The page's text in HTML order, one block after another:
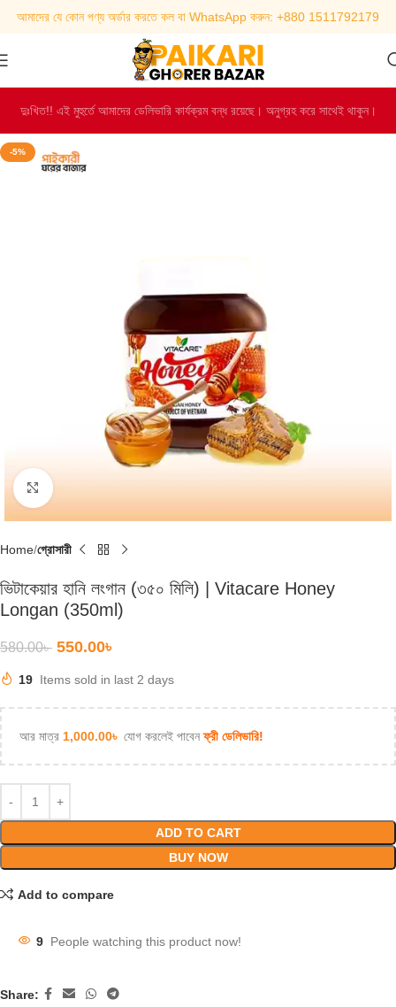
আমাদের যে কোন পণ্য অর্ডার করতে কল বা WhatsApp করুন: +880 1511792179
দুঃখিত!! এই মুহুর্তে আমাদের ডেলিভারি কার্যক্রম বন্ধ রয়েছে। অনুগ্রহ করে সাথেই থাকুন।
-5%
Click to enlarge
Home গ্রোসারী
ভিটাকেয়ার হানি লংগান (৩৫০ মিলি) | Vitacare Honey
Longan (350ml)
580.00৳ 550.00৳
19 Items sold in last 2 days
আর মাত্র 1,000.00৳ যোগ করলেই পাবেনফ্রী ডেলিভারি!
ADD TO CART
BUY NOW
Add to compare
9 People watching this product now!
Share: